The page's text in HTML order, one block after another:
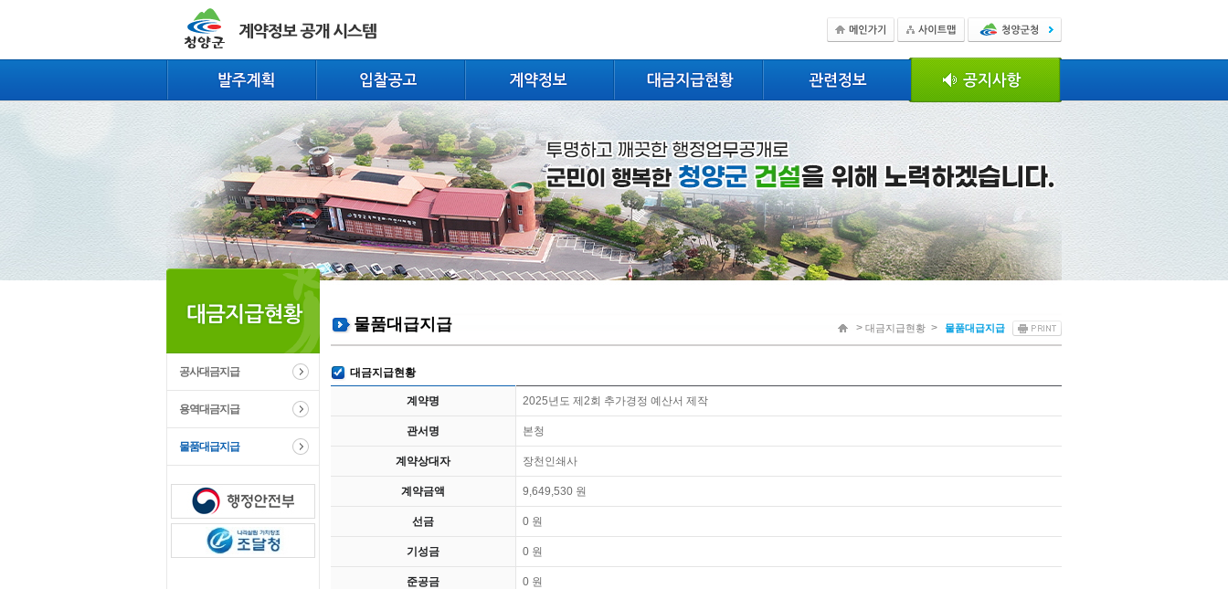
공사대금지급
용역대금지급
물품대급지급
> 대금지급현황 > 물품대급지급
물품대급지급
대금지급현황
계약명 2025년도 제2회 추가경정 예산서 제작
관서명 본청
계약상대자 장천인쇄사
계약금액 9,649,530 원
선금 0 원
기성금 0 원
준공금 0 원